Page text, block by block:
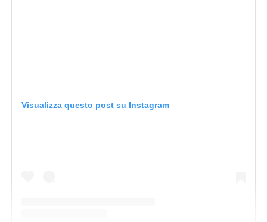
Visualizza questo post su Instagram